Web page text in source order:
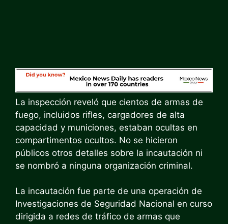
La inspección reveló que cientos de armas de
fuego, incluidos rifles, cargadores de alta
capacidad y municiones, estaban ocultas en
compartimentos ocultos. No se hicieron
públicos otros detalles sobre la incautación ni
se nombró a ninguna organización criminal.
La incautación fue parte de una operación de
Investigaciones de Seguridad Nacional en curso
dirigida a redes de tráfico de armas que